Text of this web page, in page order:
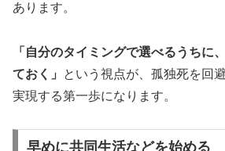
あります。
「自分のタイミングで選べるうちに
ておく」
という視点が、孤独死を回
実現する第一歩になります。
早めに共同生活などを始める